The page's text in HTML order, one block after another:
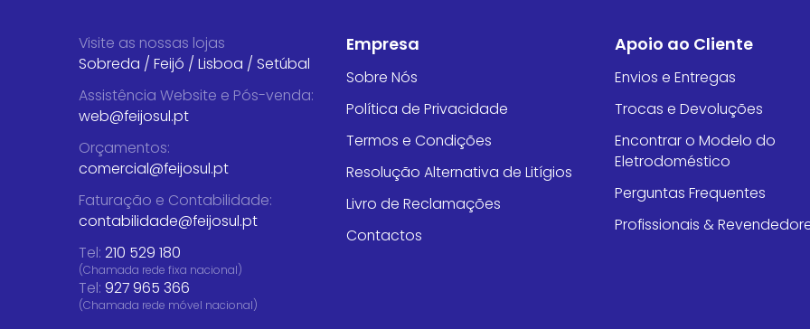
Visite as nossas lojas
Sobreda / Feijó / Lisboa / Setúbal
Assistência Website e Pós-venda:
web@feijosul.pt
Orçamentos:
comercial@feijosul.pt
Faturação e Contabilidade:
contabilidade@feijosul.pt
Tel: 210 529 180
(Chamada rede fixa nacional)
Tel: 927 965 366
(Chamada rede móvel nacional)
Empresa
Sobre Nós
Política de Privacidade
Termos e Condições
Resolução Alternativa de Litígios
Livro de Reclamações
Contactos
Apoio ao Cliente
Envios e Entregas
Trocas e Devoluções
Encontrar o Modelo do
Eletrodoméstico
Perguntas Frequentes
Profissionais &